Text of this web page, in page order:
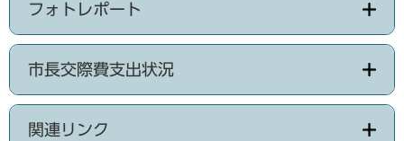
フォトレポート
市長交際費支出状況
関連リンク